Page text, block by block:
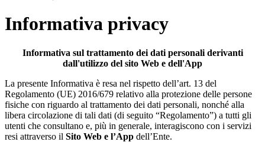
Informativa privacy
Informativa sul trattamento dei dati personali derivanti
dall'utilizzo del sito Web e dell'App
La presente Informativa è resa nel rispetto dell’art. 13 del
Regolamento (UE) 2016/679 relativo alla protezione delle persone
fisiche con riguardo al trattamento dei dati personali, nonché alla
libera circolazione di tali dati (di seguito “Regolamento”) a tutti gli
utenti che consultano e, più in generale, interagiscono con i servizi
resi attraverso il Sito Web e l’App dell’Ente.